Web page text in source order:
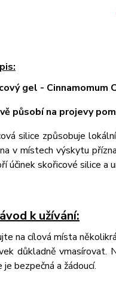
gel - Cinnamomum
působí na projevy
silice způsobuje lokální
v místech výskytu
účinek skořicové silice a
k užívání:
na cílová místa
důkladně vmasírovat.
je bezpečná a žádoucí.